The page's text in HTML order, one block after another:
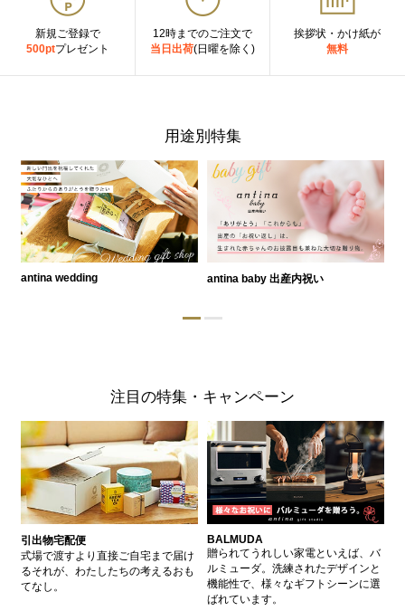
新規ご登録で
500ptプレゼント
12時までのご注文で
当日出荷(日曜を除く)
挨拶状・かけ紙が
無料
用途別特集
antina wedding antina baby 出産内祝い
注目の特集・キャンペーン
引出物宅配便
式場で渡すより直接ご自宅まで届け
るそれが、わたしたちの考えるおも
てなし。
BALMUDA
贈られてうれしい家電といえば、バ
ルミューダ。洗練されたデザインと
機能性で、様々なギフトシーンに選
ばれています。